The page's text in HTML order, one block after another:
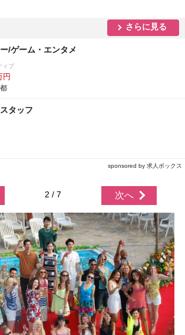
さらに見る
/ゲーム・エンタメ
ィブ
円
タッフ
sponsored by 求人ボックス
2 / 7 次へ